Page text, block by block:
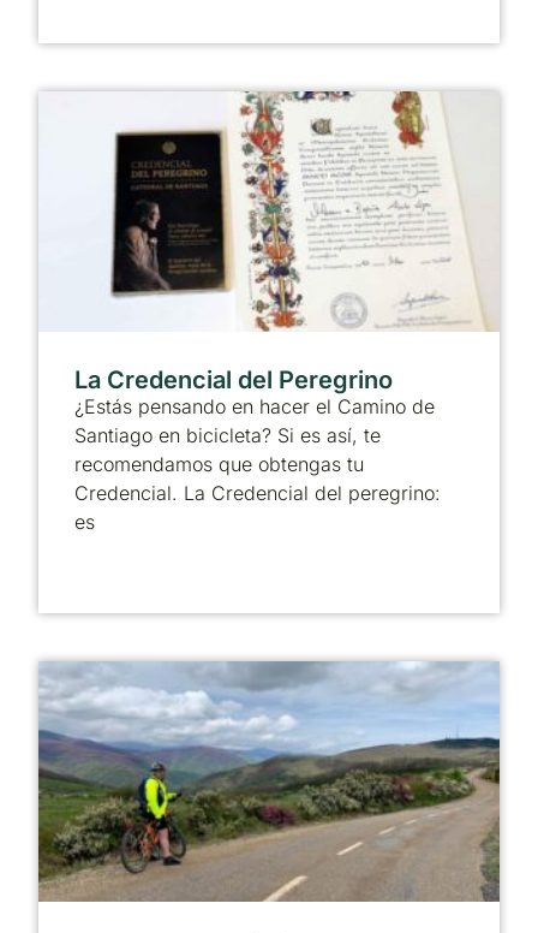
La Credencial del Peregrino
¿Estás pensando en hacer el Camino de
Santiago en bicicleta? Si es así, te
recomendamos que obtengas tu
Credencial. La Credencial del peregrino:
es